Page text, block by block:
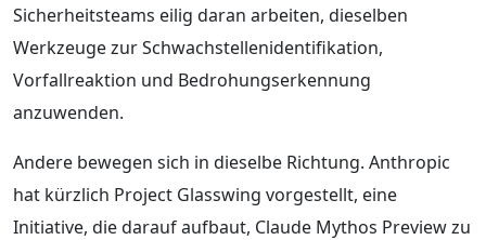
Sicherheitsteams eilig daran arbeiten, dieselben
Werkzeuge zur Schwachstellenidentifikation,
Vorfallreaktion und Bedrohungserkennung
anzuwenden.
Andere bewegen sich in dieselbe Richtung. Anthropic
hat kürzlich Project Glasswing vorgestellt, eine
Initiative, die darauf aufbaut, Claude Mythos Preview zu